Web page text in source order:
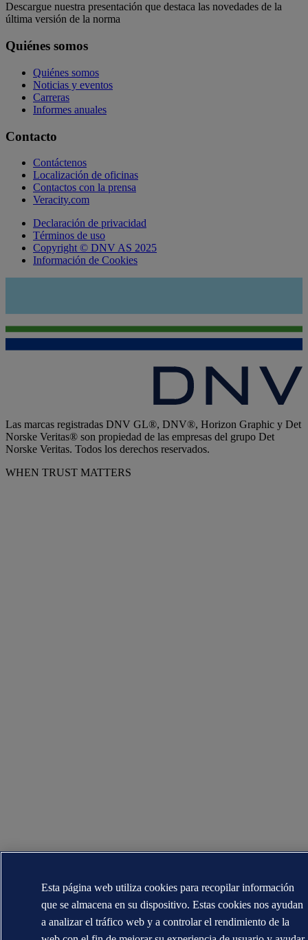
Descargue nuestra presentación que destaca las novedades de la
última versión de la norma
Quiénes somos
Quiénes somos
Noticias y eventos
Carreras
Informes anuales
Contacto
Contáctenos
Localización de oficinas
Contactos con la prensa
Veracity.com
Declaración de privacidad
Términos de uso
Copyright © DNV AS 2025
Información de Cookies
Las marcas registradas DNV GL®, DNV®, Horizon Graphic y Det
Norske Veritas® son propiedad de las empresas del grupo Det
Norske Veritas. Todos los derechos reservados.
WHEN TRUST MATTERS
Esta página web utiliza cookies para recopilar información
que se almacena en su dispositivo. Estas cookies nos ayudan
a analizar el tráfico web y a controlar el rendimiento de la